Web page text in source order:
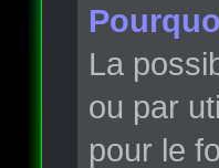
La
ou par
pour le